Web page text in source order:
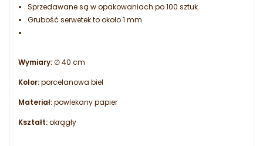
Sprzedawane są w opakowaniach po 100 sztuk.
Grubość serwetek to około 1 mm.
Wymiary: ∅ 40 cm
Kolor:porcelanowa biel
Materiał:powlekany papier
Kształt:okrągły